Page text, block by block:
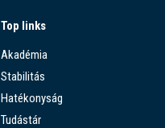
Top links
Akadémia
Stabilitás
Hatékonyság
Tudástár